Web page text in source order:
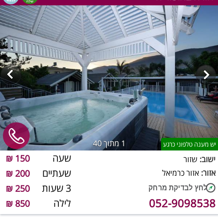
1 מתוך 40 יש מענה טלפוני כרגע
שעה 150 ₪
שעתיים 200 ₪
3 שעות 250 ₪
לילה 850 ₪
ישוב: שזור
אזור: אזור כרמיאל
052-9098538